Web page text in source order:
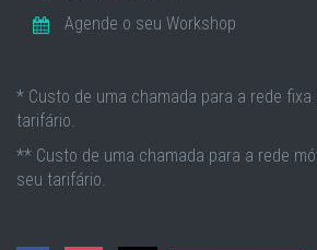
Agende o seu Workshop
* Custo de uma chamada para a rede
tarifário.
** Custo de uma chamada para a rede
seu tarifário.